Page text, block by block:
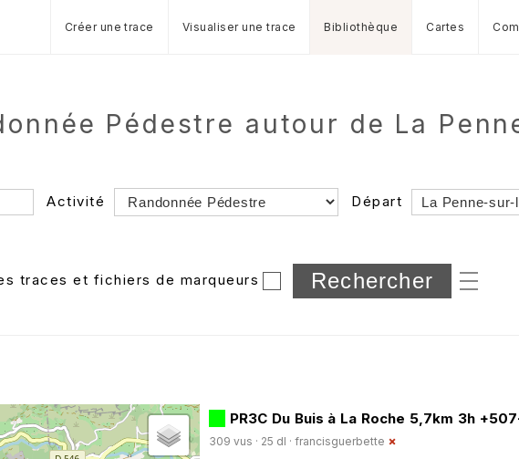
Créer une trace Visualiser une trace Bibliothèque Cartes
Pédestre autour de La
Activité Départ
Dossier
et sous-dossiers
traces et fichiers de marqueurs
PR3C Du Buis à La Roche 5,7km 3h
309 vus · 25 dl · francisguerbette